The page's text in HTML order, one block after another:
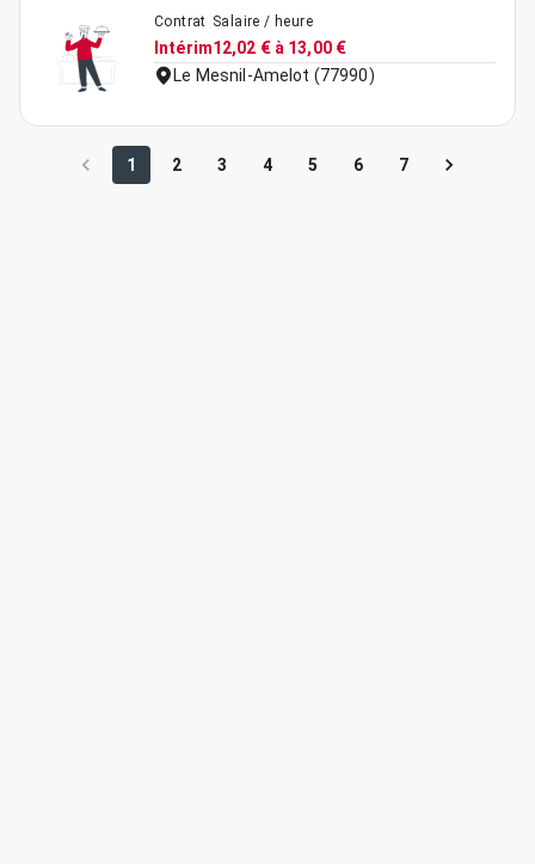
Contrat
Intérim
Salaire / heure
12,02 € à 13,00 €
Le Mesnil-Amelot (77990)
1 2 3 4 5 6 7